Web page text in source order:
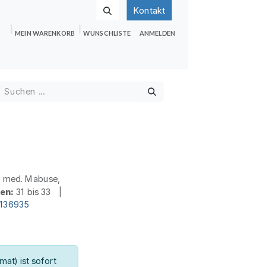
Kontakt
MEIN WARENKORB WUNSCHLISTE ANMELDEN
med. Mabuse,
31 bis 33 |
ist sofort